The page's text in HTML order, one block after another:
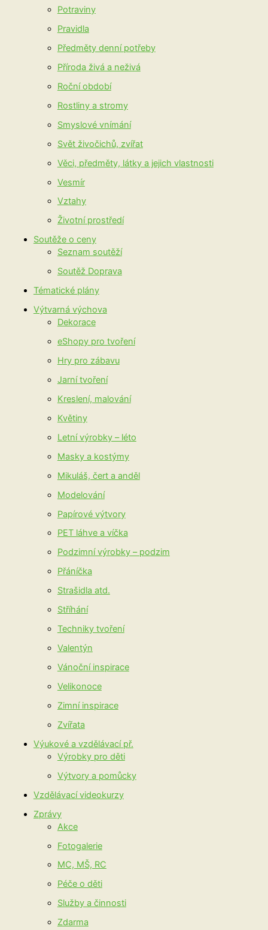
Potraviny
Pravidla
Předměty denní potřeby
Příroda živá a neživá
Roční období
Rostliny a stromy
Smyslové vnímání
Svět živočichů, zvířat
Věci, předměty, látky a jejich vlastnosti
Vesmír
Vztahy
Životní prostředí
Soutěže o ceny
Seznam soutěží
Soutěž Doprava
Tématické plány
Výtvarná výchova
Dekorace
eShopy pro tvoření
Hry pro zábavu
Jarní tvoření
Kreslení, malování
Květiny
Letní výrobky – léto
Masky a kostýmy
Mikuláš, čert a anděl
Modelování
Papírové výtvory
PET láhve a víčka
Podzimní výrobky – podzim
Přáníčka
Strašidla atd.
Stříhání
Techniky tvoření
Valentýn
Vánoční inspirace
Velikonoce
Zimní inspirace
Zvířata
Výukové a vzdělávací př.
Výrobky pro děti
Výtvory a pomůcky
Vzdělávací videokurzy
Zprávy
Akce
Fotogalerie
MC, MŠ, RC
Péče o děti
Služby a činnosti
Zdarma